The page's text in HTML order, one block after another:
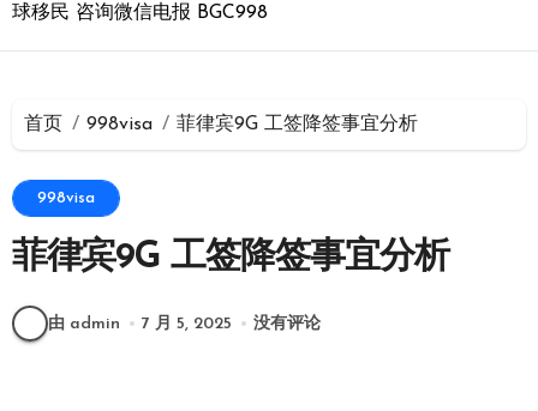
球移民 咨询微信电报 BGC998
首页 998visa 菲律宾9G 工签降签事宜分析
998visa
菲律宾9G 工签降签事宜分析
由 admin 7 月 5, 2025 没有评论